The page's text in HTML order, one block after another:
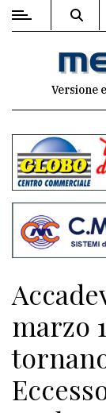
MENU
commenti
Contenuti
del
sito
Associazioni
Meteo
CONTATTI
Versione
marzo